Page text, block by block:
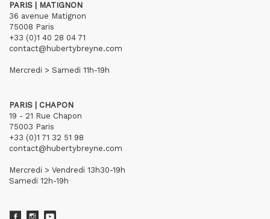
PARIS | MATIGNON
36 avenue Matignon
75008 Paris
+33 (0)1 40 28 04 71
contact@hubertybreyne.com
Mercredi > Samedi 11h-19h
PARIS | CHAPON
19 - 21 Rue Chapon
75003 Paris
+33 (0)1 71 32 51 98
contact@hubertybreyne.com
Mercredi > Vendredi 13h30-19h
Samedi 12h-19h